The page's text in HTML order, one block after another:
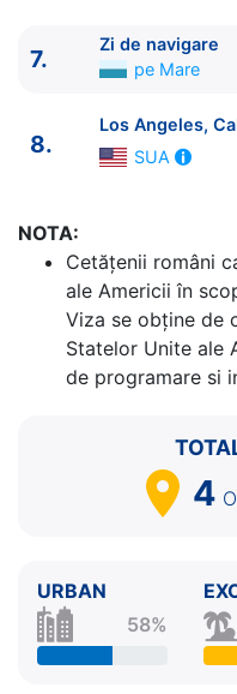
Zi de navigare pe
3.
Cabo San Lucas
Puerto Vallarta
6.
Zi de navigare
7.
Zi de navigare
pe Mare
8.
Los Angeles,
SUA
NOTA:
Cetăţenii români
ale Americii în
Viza se obține de
Statelor Unite ale
de programare si
4
URBAN
58%